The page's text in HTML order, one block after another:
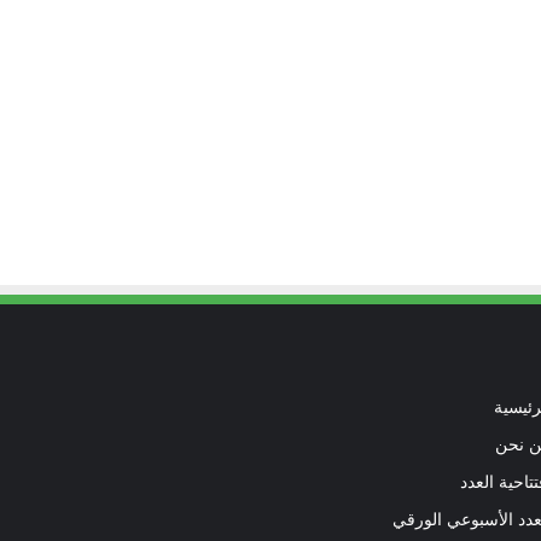
نحن
العدد
الأسبوعي الورقي